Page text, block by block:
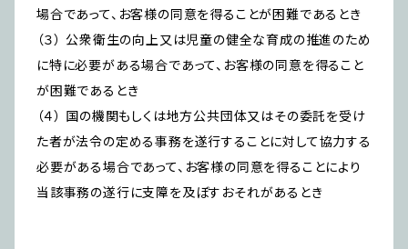
場合であって、お客様の同意を得ることが困難であるとき
（３） 公衆衛生の向上又は児童の健全な育成の推進のため
に特に必要がある場合であって、お客様の同意を得ること
が困難であるとき
（４） 国の機関もしくは地方公共団体又はその委託を受け
た者が法令の定める事務を遂行することに対して協力する
必要がある場合であって、お客様の同意を得ることにより
当該事務の遂行に支障を及ぼすおそれがあるとき